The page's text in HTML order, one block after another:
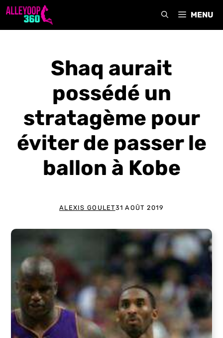
Aller
MENU
Shaq aurait
possédé un
stratagème pour
éviter de passer le
ballon à Kobe
ALEXIS GOULET31 AOÛT 2019